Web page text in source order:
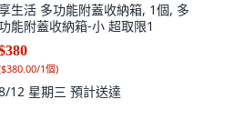
生活 多功能附蓋收納箱, 1個, 多
能附蓋收納箱-小 超取限1
$380.00/1個)
12 星期三 預計送達